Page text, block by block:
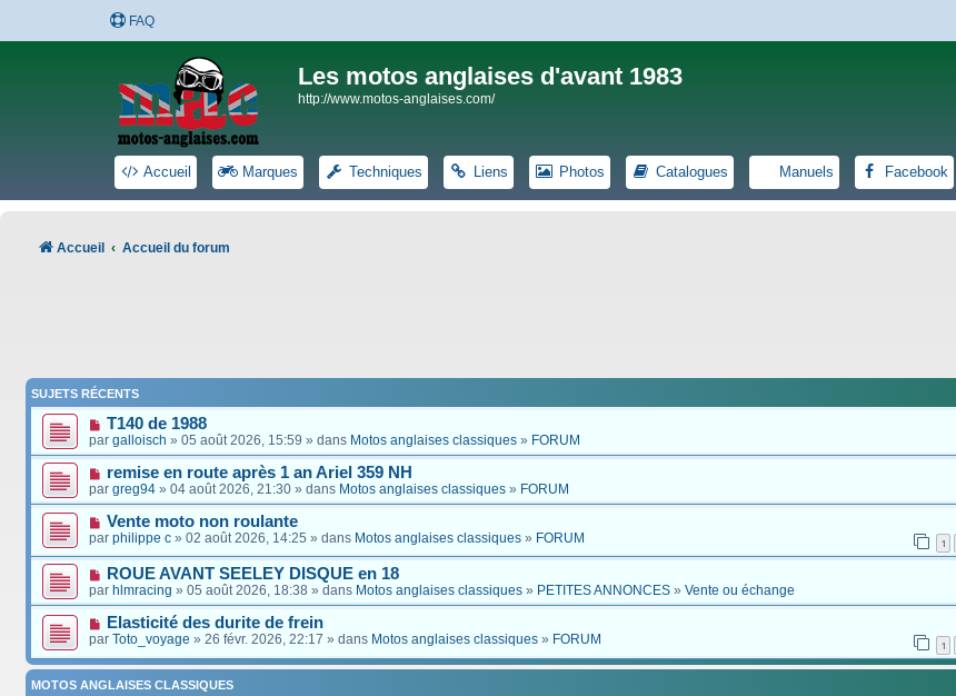
FAQ
Les motos anglaises d'avant 1983
http://www.motos-anglaises.com/
Accueil Marques Techniques Liens Photos Catalogues Manuels Facebook
Accueil Accueil du forum
SUJETS RÉCENTS
T140 de 1988
par galloisch » 05 août 2026, 15:59 » dans Motos anglaises classiques » FORUM
remise en route après 1 an Ariel 359 NH
par greg94 » 04 août 2026, 21:30 » dans Motos anglaises classiques » FORUM
Vente moto non roulante
1
par philippe c » 02 août 2026, 14:25 » dans Motos anglaises classiques » FORUM
ROUE AVANT SEELEY DISQUE en 18
par hlmracing » 05 août 2026, 18:38 » dans Motos anglaises classiques » PETITES ANNONCES » Vente ou échange
Elasticité des durite de frein
1
par Toto_voyage » 26 févr. 2026, 22:17 » dans Motos anglaises classiques » FORUM
MOTOS ANGLAISES CLASSIQUES